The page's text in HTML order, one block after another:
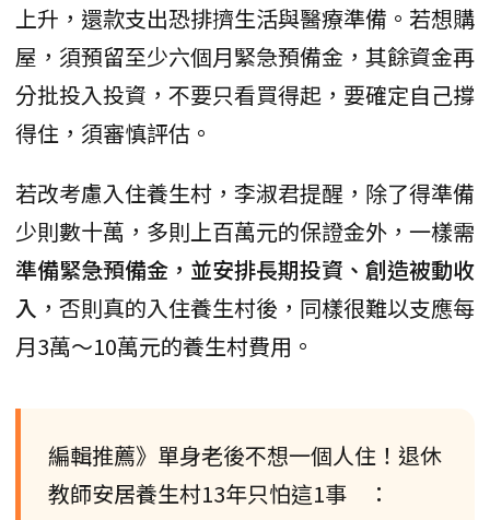
上升，還款支出恐排擠生活與醫療準備。若想購
屋，須預留至少六個月緊急預備金，其餘資金再
分批投入投資，不要只看買得起，要確定自己撐
得住，須審慎評估。
若改考慮入住養生村，李淑君提醒，除了得準備
少則數十萬，多則上百萬元的保證金外，一樣需
準備緊急預備金，並安排長期投資、創造被動收
入 ，否則真的入住養生村後，同樣很難以支應每
月3萬～10萬元的養生村費用。
編輯推薦》單身老後不想一個人住！退休
教師安居養生村13年只怕這1事 ：